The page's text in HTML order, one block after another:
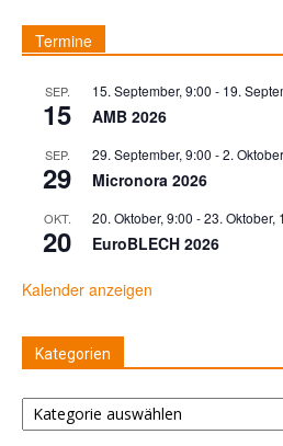
Termine
SEP.
15
15. September, 9:00 - 19.
AMB 2026
SEP.
29
29. September, 9:00 -2.
Micronora 2026
OKT.
20
20. Oktober, 9:00 -23. Oktober,
EuroBLECH 2026
Kalender anzeigen
Kategorien
Kategorien